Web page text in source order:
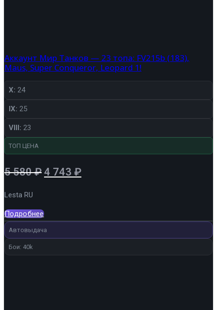
Аккаунт Мир Танков — 23 топа: FV215b (183),
Maus, Super Conqueror, Leopard 1!
X: 24
IX: 25
VIII: 23
ТОП ЦЕНА
5 580₽ Первоначальная
5
580 ₽.
4 743 ₽Текущая
Lesta RU
Подробнее
Автовыдача
Бои: 40k